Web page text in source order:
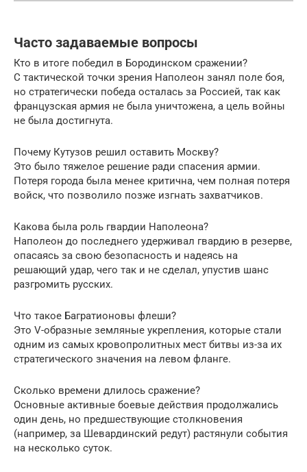
Часто задаваемые вопросы
Кто в итоге победил в Бородинском сражении?
С тактической точки зрения Наполеон занял поле боя,
но стратегически победа осталась за Россией, так как
французская армия не была уничтожена, а цель войны
не была достигнута.
Почему Кутузов решил оставить Москву?
Это было тяжелое решение ради спасения армии.
Потеря города была менее критична, чем полная потеря
войск, что позволило позже изгнать захватчиков.
Какова была роль гвардии Наполеона?
Наполеон до последнего удерживал гвардию в резерве,
опасаясь за свою безопасность и надеясь на
решающий удар, чего так и не сделал, упустив шанс
разгромить русских.
Что такое Багратионовы флеши?
Это V-образные земляные укрепления, которые стали
одним из самых кровопролитных мест битвы из-за их
стратегического значения на левом фланге.
Сколько времени длилось сражение?
Основные активные боевые действия продолжались
один день, но предшествующие столкновения
(например, за Шевардинский редут) растянули события
на несколько суток.